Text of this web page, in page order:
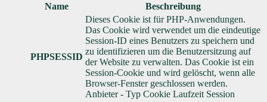
Name
Beschreibung
PHPSESSID
Dieses Cookie ist für PHP-Anwendungen.
Das Cookie wird verwendet um die eindeutige
Session-ID eines Benutzers zu speichern und
zu identifizieren um die Benutzersitzung auf
der Website zu verwalten. Das Cookie ist ein
Session-Cookie und wird gelöscht, wenn alle
Browser-Fenster geschlossen werden.
Anbieter - Typ Cookie Laufzeit Session